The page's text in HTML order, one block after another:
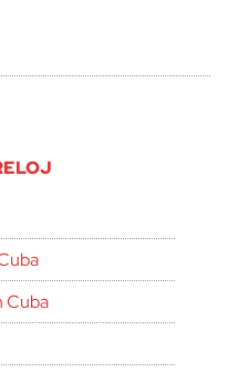
Cuba